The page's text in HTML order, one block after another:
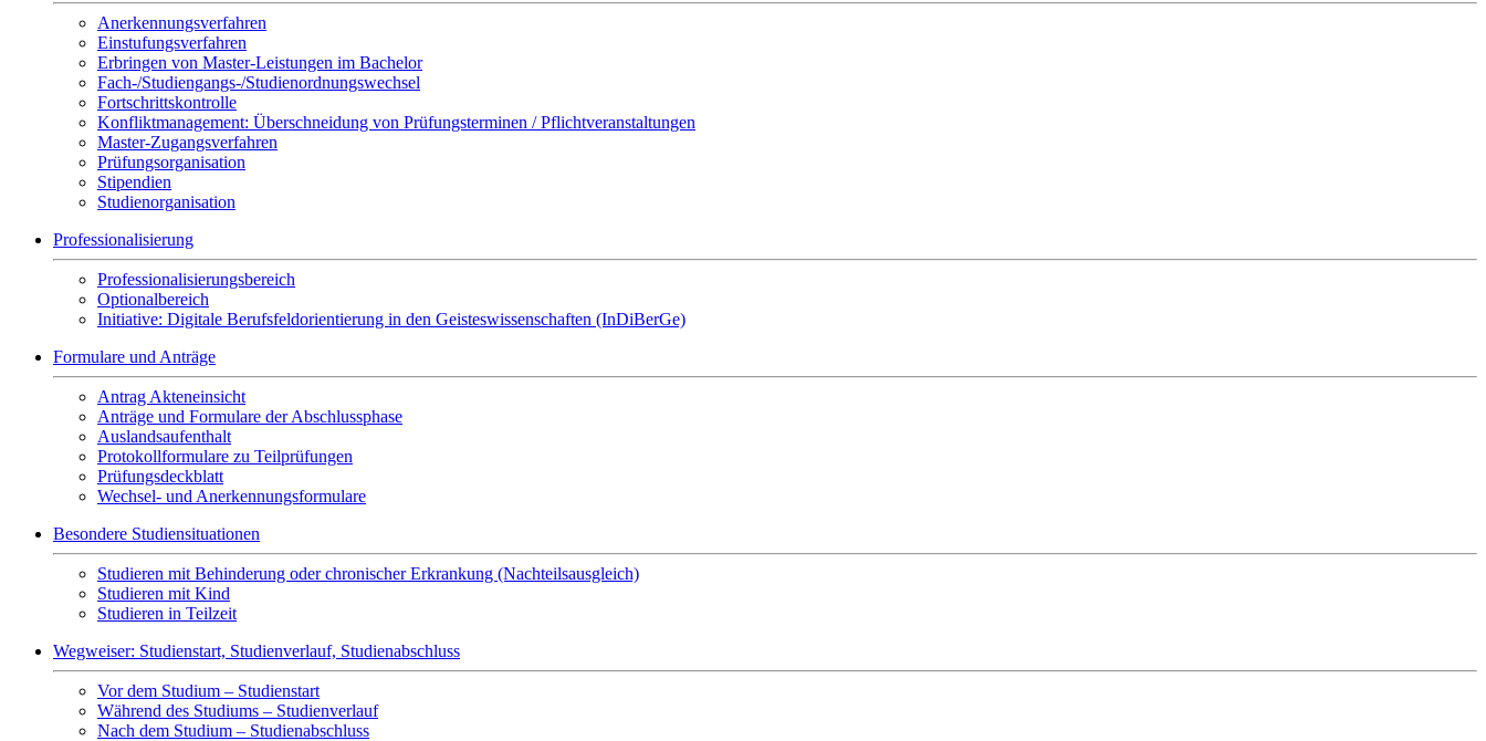
Anerkennungsverfahren
Einstufungsverfahren
Erbringen von Master-Leistungen im Bachelor
Fach-/Studiengangs-/Studienordnungswechsel
Fortschrittskontrolle
Konfliktmanagement: Überschneidung von Prüfungsterminen / Pflichtveranstaltungen
Master-Zugangsverfahren
Prüfungsorganisation
Stipendien
Studienorganisation
Professionalisierung
Professionalisierungsbereich
Optionalbereich
Initiative: Digitale Berufsfeldorientierung in den Geisteswissenschaften (InDiBerGe)
Formulare und Anträge
Antrag Akteneinsicht
Anträge und Formulare der Abschlussphase
Auslandsaufenthalt
Protokollformulare zu Teilprüfungen
Prüfungsdeckblatt
Wechsel- und Anerkennungsformulare
Besondere Studiensituationen
Studieren mit Behinderung oder chronischer Erkrankung (Nachteilsausgleich)
Studieren mit Kind
Studieren in Teilzeit
Wegweiser: Studienstart, Studienverlauf, Studienabschluss
Vor dem Studium – Studienstart
Während des Studiums – Studienverlauf
Nach dem Studium – Studienabschluss